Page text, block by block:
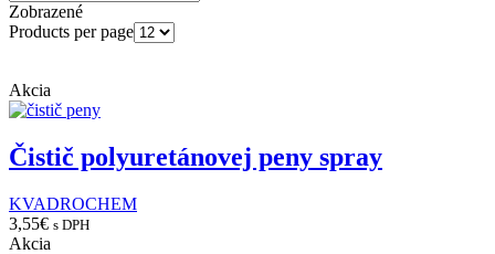
Zobrazené
Products per page
Akcia
Čistič polyuretánovej peny spray
KVADROCHEM
3,55€ s DPH
Akcia